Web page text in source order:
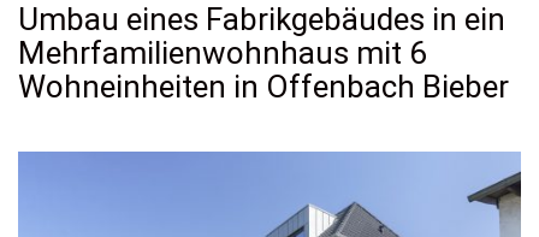
Umbau eines Fabrikgebäudes in ein
Mehrfamilienwohnhaus mit 6
Wohneinheiten in Offenbach Bieber